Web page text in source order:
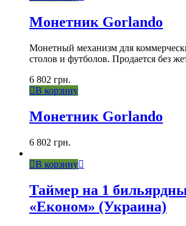
Монетник Gorlando
Монетный механизм для
столов и футболов. Продается без
6 802 грн.
В корзину
Монетник Gorlando
6 802 грн.
В корзину
Таймер на 1
«Економ» (Украина)